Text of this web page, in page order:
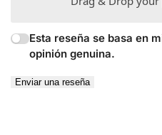
Esta reseña se basa en
opinión genuina.
Enviar una reseña